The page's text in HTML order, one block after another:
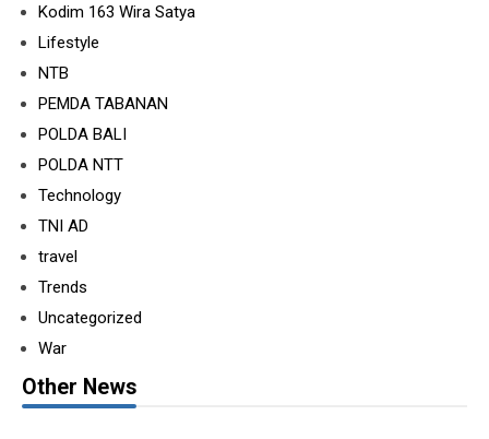
Kodim 163 Wira Satya
Lifestyle
NTB
PEMDA TABANAN
POLDA BALI
POLDA NTT
Technology
TNI AD
travel
Trends
Uncategorized
War
Other News